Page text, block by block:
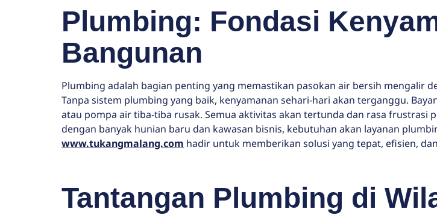
Plumbing: Fondasi
Bangunan
Plumbing adalah bagian penting yang memastikan pasokan air bersih mengalir
Tanpa sistem plumbing yang baik, kenyamanan sehari-hari akan terganggu.
atau pompa air tiba-tiba rusak. Semua aktivitas akan tertunda dan rasa frustrasi
dengan banyak hunian baru dan kawasan bisnis, kebutuhan akan layanan
www.tukangmalang.com hadir untuk memberikan solusi yang tepat, efisien,
Tantangan Plumbing di